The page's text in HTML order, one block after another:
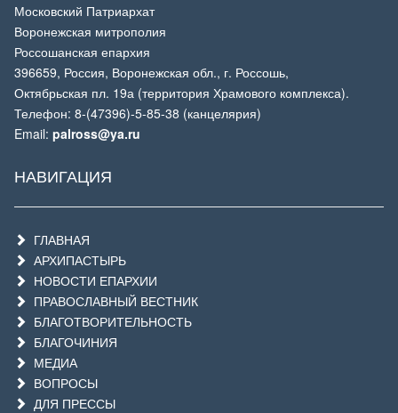
Московский Патриархат
Воронежская митрополия
Россошанская епархия
396659, Россия, Воронежская обл., г. Россошь,
Октябрьская пл. 19а (территория Храмового комплекса).
Телефон: 8-(47396)-5-85-38 (канцелярия)
Email: palross@ya.ru
НАВИГАЦИЯ
ГЛАВНАЯ
АРХИПАСТЫРЬ
НОВОСТИ ЕПАРХИИ
ПРАВОСЛАВНЫЙ ВЕСТНИК
БЛАГОТВОРИТЕЛЬНОСТЬ
БЛАГОЧИНИЯ
МЕДИА
ВОПРОСЫ
ДЛЯ ПРЕССЫ